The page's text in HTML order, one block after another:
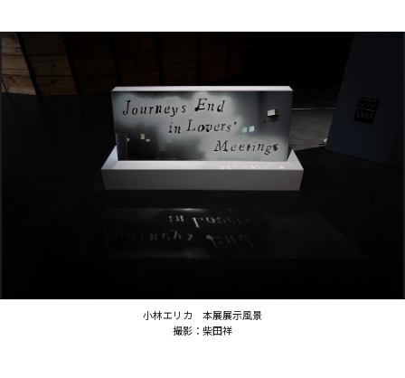
小林エリカ 本展展示風景
撮影：柴田祥